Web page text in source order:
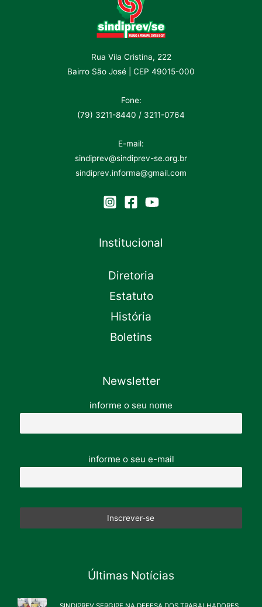
Rua Vila Cristina, 222
Bairro São José | CEP 49015-000
Fone:
(79) 3211-8440 / 3211-0764
E-mail:
sindiprev@sindiprev-se.org.br
sindiprev.informa@gmail.com
Institucional
Diretoria
Estatuto
História
Boletins
Newsletter
informe o seu nome
informe o seu e-mail
Últimas Notícias